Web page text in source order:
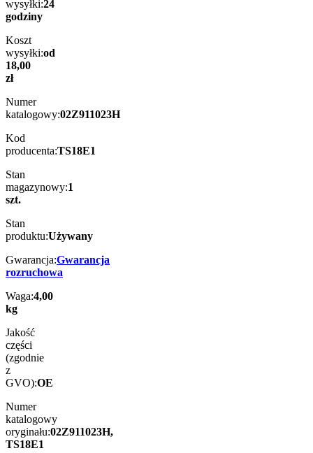
wysyłki:24
godziny
Koszt
wysyłki:od
18,00
zł
Numer
katalogowy:02Z911023H
Kod
producenta:TS18E1
Stan
magazynowy:1
szt.
Stan
produktu:Używany
Gwarancja:Gwarancja
rozruchowa
Waga:4,00
kg
Jakość
części
(zgodnie
z
GVO):OE
Numer
katalogowy
oryginału:02Z911023H,
TS18E1